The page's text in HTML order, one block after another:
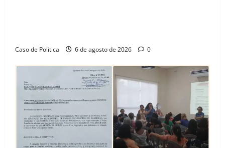
Caso de Politica 6 de agosto de 2026 0